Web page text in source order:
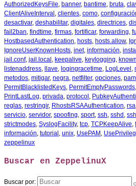
AuthorizedKeysFile, banner, bantime, bruta,
ClientAliveInterval , clientes, como,
desactivar, deshabilitar, digitales, directrices,
fail2ban, findtime, firmas, fortificar, forwarding,
HostbasedAuthentication, hosts, hosts.allow,
IgnoreUserKnownHosts, inet, información,
jail.conf, jail.local , keepalive, keylogging,
listenaddress, llave, logingracetime, LogLevel ,
metodos, mitigar, negra, netfilter, opciones, pam
PermitBlacklistedKeys, PermitEmptyPasswords,
PrintLastLog, privada, protocol ,
reglas, restringir, RhostsRSAAuthentication, rsa
servicio, servidor, spoofing, sport, ssh, sshd ,
strictmodes, SyslogFacility, tcp, TCPKeepAlive,
información, tutorial , unix, UsePAM ,
zeppelinux
Buscar en ZeppelinuX
Buscar por: